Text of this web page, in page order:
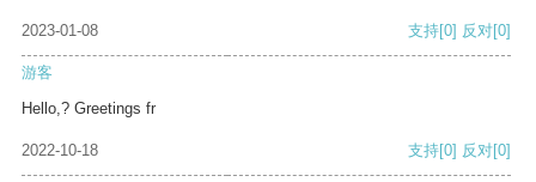
2023-01-08 支持[0] 反对[0]
游客
Hello,? Greetings fr
2022-10-18 支持[0] 反对[0]